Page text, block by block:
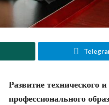
Развитие технического и
профессионального